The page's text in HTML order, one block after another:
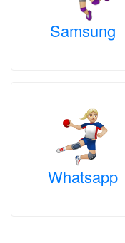
Samsung
Whatsapp